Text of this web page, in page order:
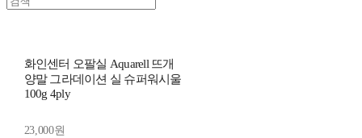
화인센터 오팔실 Aquarell 뜨개
양말 그라데이션 실 슈퍼워시울
100g 4ply
23,000원